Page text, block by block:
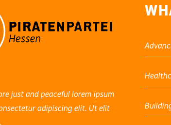
just and peaceful lorem ipsum
adipiscing elit. Ut elit